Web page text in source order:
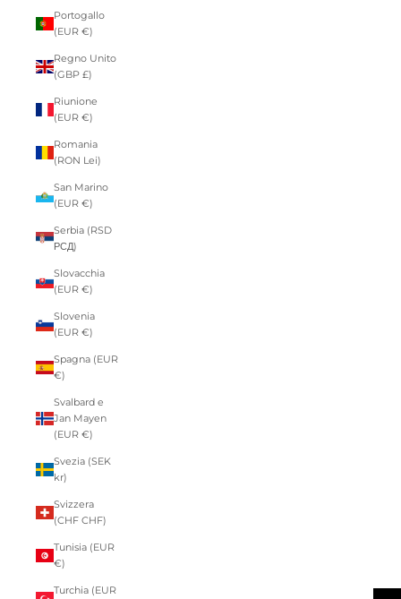
Portogallo
(EUR €)
Regno Unito
(GBP £)
Riunione
(EUR €)
Romania
(RON Lei)
San Marino
(EUR €)
Serbia (RSD
РСД)
Slovacchia
(EUR €)
Slovenia
(EUR €)
Spagna (EUR
€)
Svalbard e
Jan Mayen
(EUR €)
Svezia (SEK
kr)
Svizzera
(CHF CHF)
Tunisia (EUR
€)
Turchia (EUR